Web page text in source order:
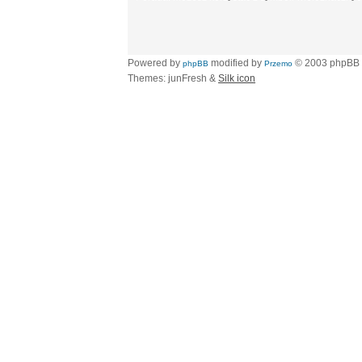
Powered by phpBB modified by Przemo © 2003 phpBB
Themes: junFresh & Silk icon